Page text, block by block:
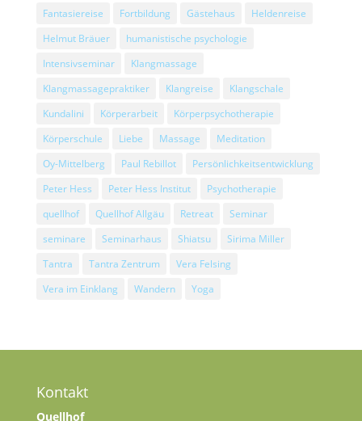
Fantasiereise
Fortbildung Gästehaus
Heldenreise
Helmut Bräuer
humanistische psychologie
Intensivseminar
Klangmassage
Klangmassagepraktiker
Klangreise
Klangschale
Kundalini
Körperarbeit
Körperpsychotherapie
Körperschule
Liebe Massage
Meditation
Oy-Mittelberg
Paul Rebillot
Persönlichkeitsentwicklung
Peter Hess
Peter Hess Institut
Psychotherapie
quellhof
Quellhof Allgäu Retreat
Seminar
seminare
Seminarhaus Shiatsu
Sirima Miller
Tantra
Tantra Zentrum
Vera Felsing
Vera im Einklang
Wandern Yoga
Kontakt
Quellhof